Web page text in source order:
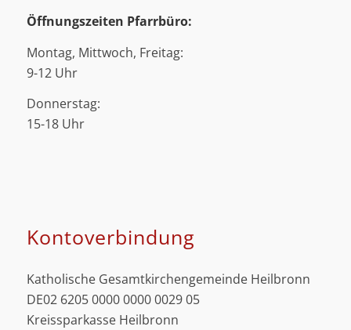
Öffnungszeiten Pfarrbüro:
Montag, Mittwoch, Freitag:
9-12 Uhr
Donnerstag:
15-18 Uhr
Kontoverbindung
Katholische Gesamtkirchengemeinde Heilbronn
DE02 6205 0000 0000 0029 05
Kreissparkasse Heilbronn